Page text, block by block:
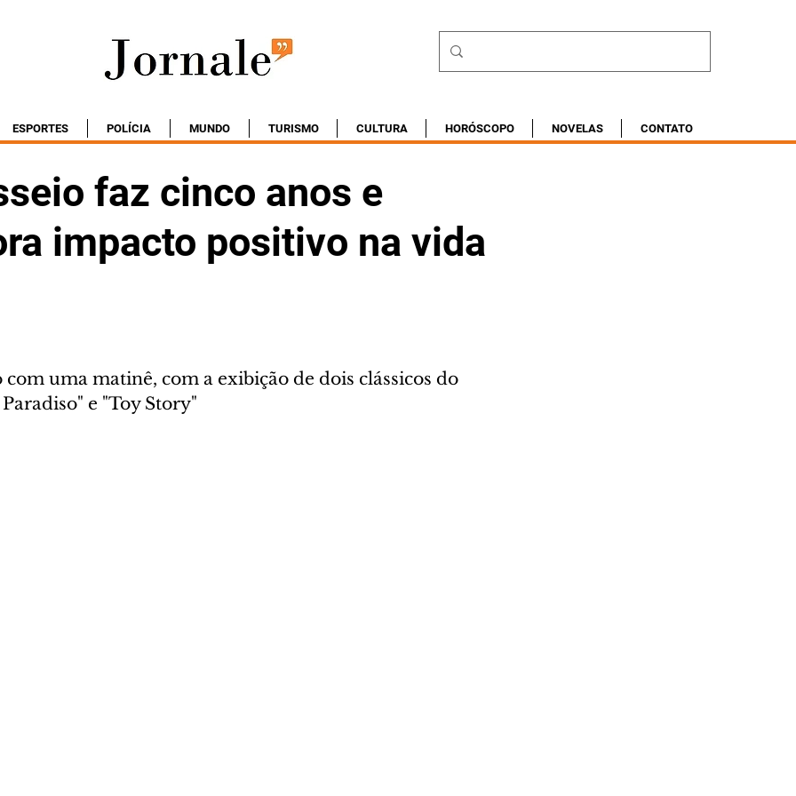
ESPORTES POLÍCIA MUNDO TURISMO CULTURA HORÓSCOPO NOVELAS CONTATO
faz cinco anos e
impacto positivo na vida
uma matinê, com a exibição de dois clássicos do
e "Toy Story"